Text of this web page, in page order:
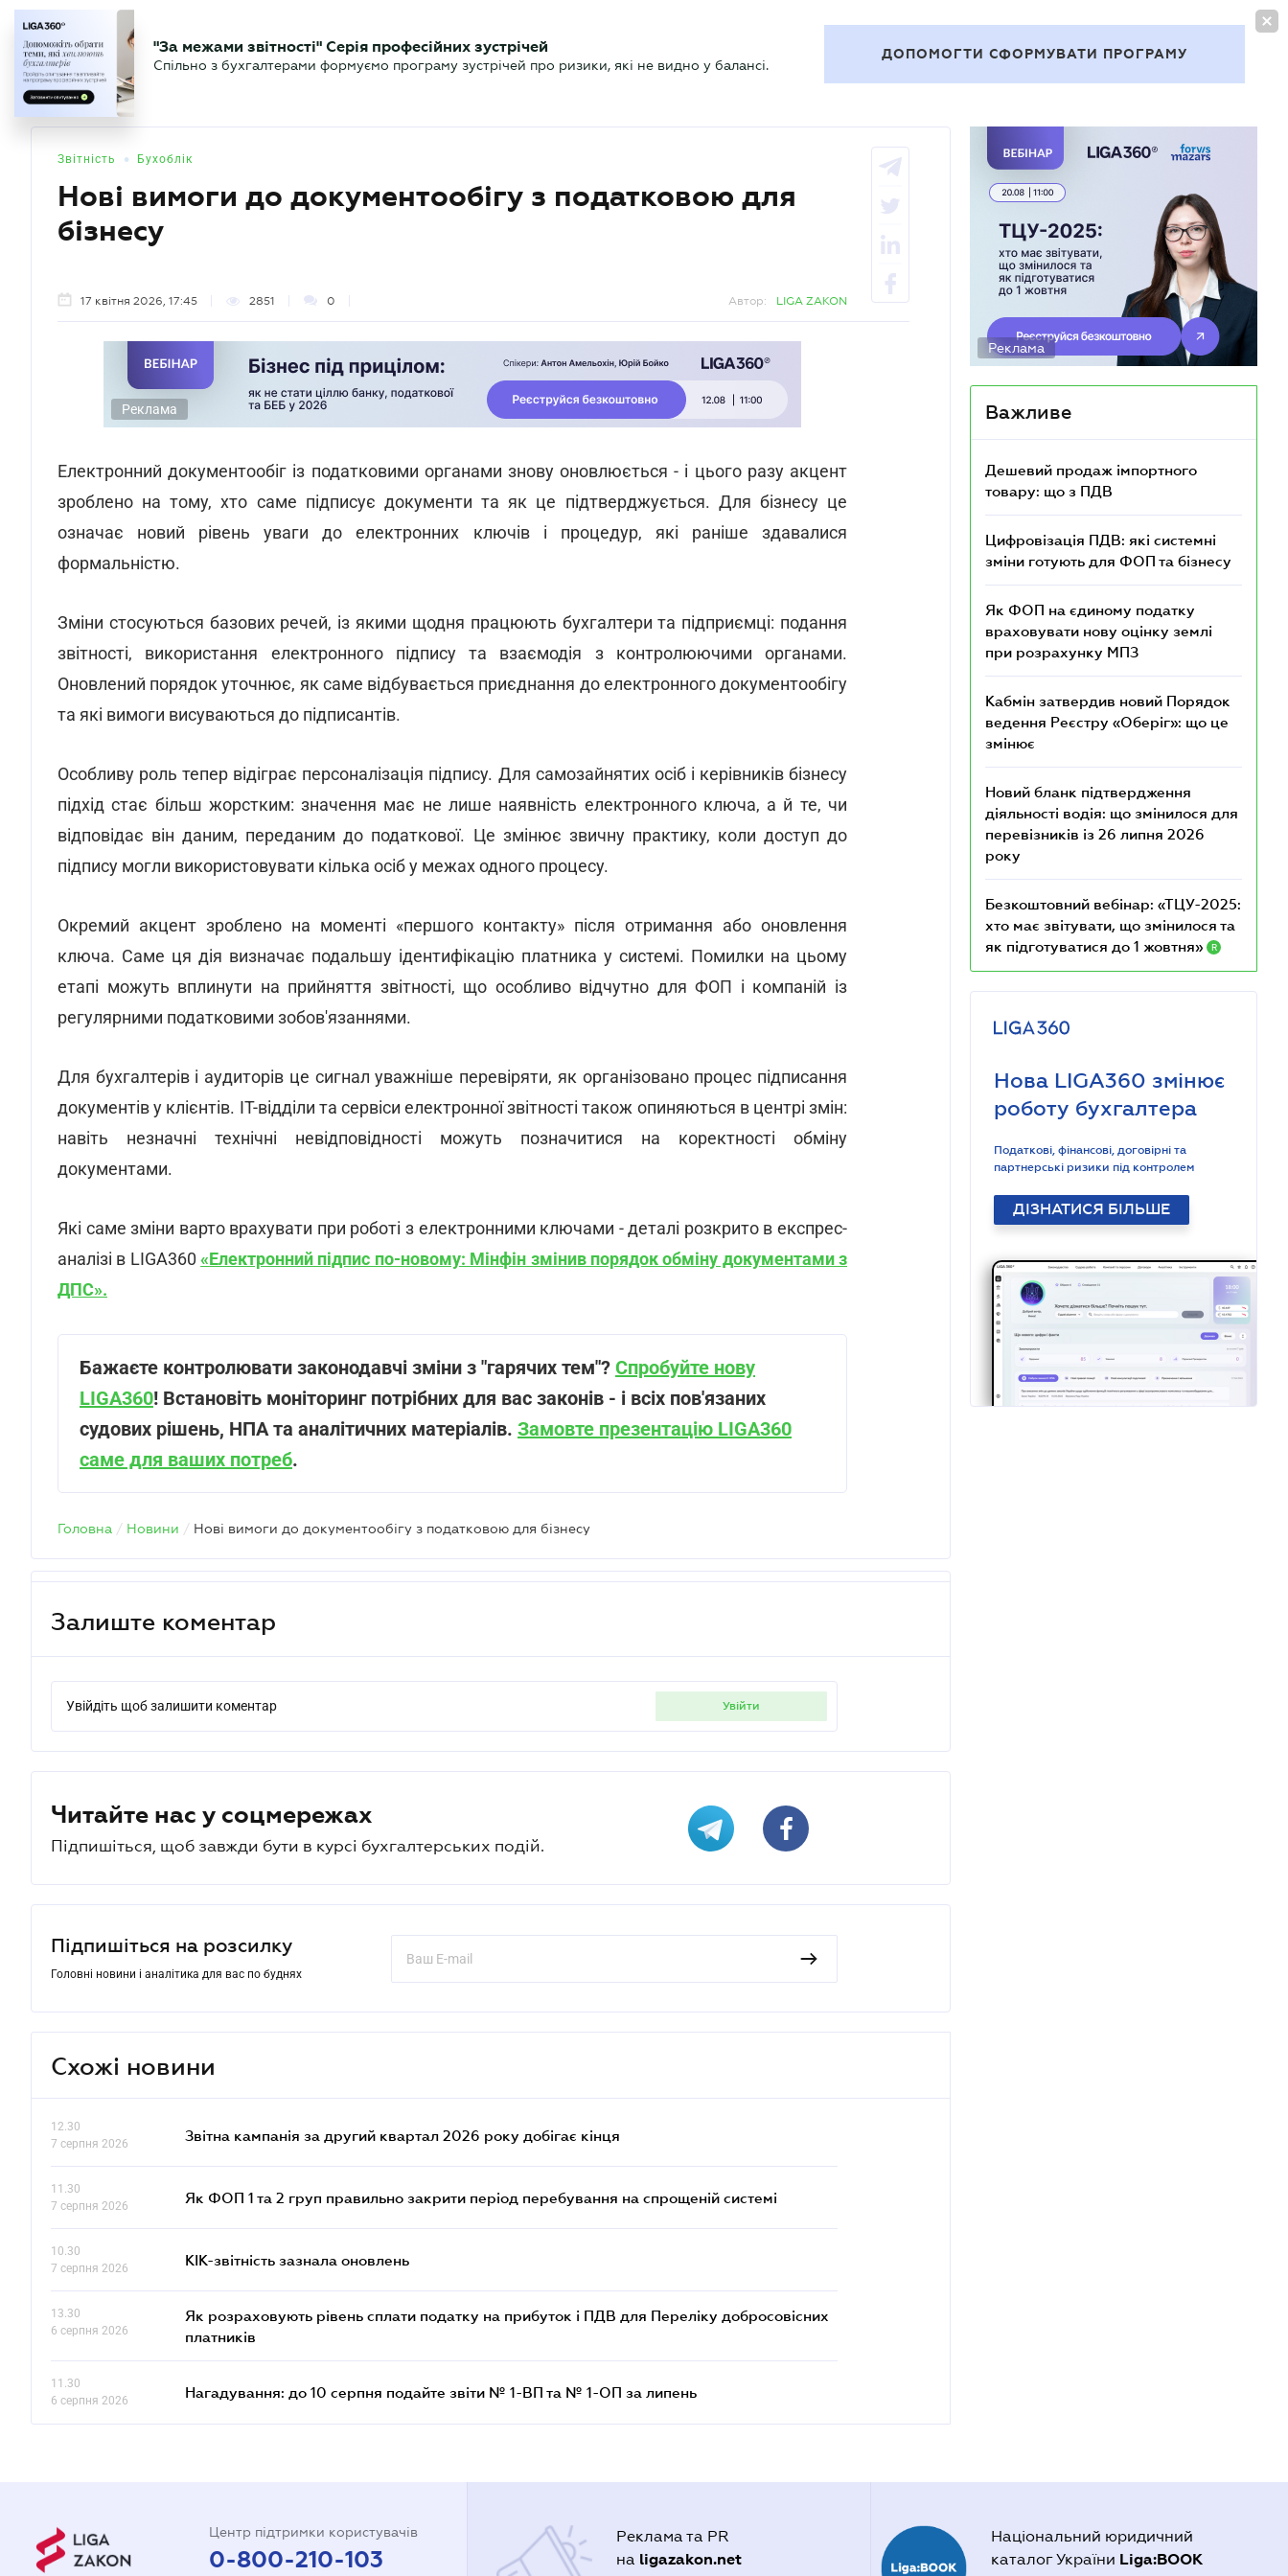
БУХГАЛТЕР Новини Аналітика Календар Актуально
"За межами звітності" Серія професійних зустрічей
Спільно з бухгалтерами формуємо програму зустрічей про ризики, які не видно у балансі.
ДОПОМОГТИ СФОРМУВАТИ ПРОГРАМУ
Звітність • Бухоблік
Нові вимоги до документообігу з податковою для
бізнесу
17 квітня 2026, 17:45 2851 0 Автор: LIGA ZAKON
Реклама
Електронний документообіг із податковими органами знову оновлюється - і цього разу акцент
зроблено на тому, хто саме підписує документи та як це підтверджується. Для бізнесу це
означає новий рівень уваги до електронних ключів і процедур, які раніше здавалися
формальністю.
Зміни стосуються базових речей, із якими щодня працюють бухгалтери та підприємці: подання
звітності, використання електронного підпису та взаємодія з контролюючими органами.
Оновлений порядок уточнює, як саме відбувається приєднання до електронного документообігу
та які вимоги висуваються до підписантів.
Особливу роль тепер відіграє персоналізація підпису. Для самозайнятих осіб і керівників бізнесу
підхід стає більш жорстким: значення має не лише наявність електронного ключа, а й те, чи
відповідає він даним, переданим до податкової. Це змінює звичну практику, коли доступ до
підпису могли використовувати кілька осіб у межах одного процесу.
Окремий акцент зроблено на моменті «першого контакту» після отримання або оновлення
ключа. Саме ця дія визначає подальшу ідентифікацію платника у системі. Помилки на цьому
етапі можуть вплинути на прийняття звітності, що особливо відчутно для ФОП і компаній із
регулярними податковими зобов'язаннями.
Для бухгалтерів і аудиторів це сигнал уважніше перевіряти, як організовано процес підписання
документів у клієнтів. ІТ-відділи та сервіси електронної звітності також опиняються в центрі змін:
навіть незначні технічні невідповідності можуть позначитися на коректності обміну
документами.
Які саме зміни варто врахувати при роботі з електронними ключами - деталі розкрито в експрес-
аналізі в LIGA360«Електронний підпис по-новому: Мінфін змінив порядок обміну документами з
ДПС».
Бажаєте контролювати законодавчі зміни з "гарячих тем"? Спробуйте нову
LIGA360! Встановіть моніторинг потрібних для вас законів - і всіх пов'язаних
судових рішень, НПА та аналітичних матеріалів. Замовте презентацію LIGA360
саме для ваших потреб.
Головна / Новини / Нові вимоги до документообігу з податковою для бізнесу
Залиште коментар
Увійдіть щоб залишити коментар увійти
Читайте нас у соцмережах
Підпишіться, щоб завжди бути в курсі бухгалтерських подій.
Підпишіться на розсилку
Головні новини і аналітика для вас по буднях
Схожі новини
12.30
7 серпня 2026
Звітна кампанія за другий квартал 2026 року добігає кінця
11.30
7 серпня 2026
Як ФОП 1 та 2 груп правильно закрити період перебування на спрощеній системі
10.30
7 серпня 2026
КІК-звітність зазнала оновлень
13.30
6 серпня 2026
Як розраховують рівень сплати податку на прибуток і ПДВ для Переліку добросовісних
платників
11.30
6 серпня 2026
Нагадування: до 10 серпня подайте звіти № 1-ВП та № 1-ОП за липень
Реклама
Важливе
Дешевий продаж імпортного
товару: що з ПДВ
Цифровізація ПДВ: які системні
зміни готують для ФОП та бізнесу
Як ФОП на єдиному податку
враховувати нову оцінку землі
при розрахунку МПЗ
Кабмін затвердив новий Порядок
ведення Реєстру «Оберіг»: що це
змінює
Новий бланк підтвердження
діяльності водія: що змінилося для
перевізників із 26 липня 2026
року
Безкоштовний вебінар: «ТЦУ-2025:
хто має звітувати, що змінилося та
як підготуватися до 1 жовтня»
R
Нова LIGA360 змінює
роботу бухгалтера
Податкові, фінансові, договірні та
партнерські ризики під контролем
ДІЗНАТИСЯ БІЛЬШЕ
Центр підтримки користувачів
0-800-210-103
Реклама та PR
на ligazakon.net
Національний юридичний
каталог України Liga:BOOK